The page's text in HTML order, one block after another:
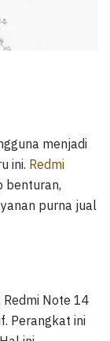
menjadi
ini. Redmi
benturan,
purna jual
Note 14
Perangkat ini